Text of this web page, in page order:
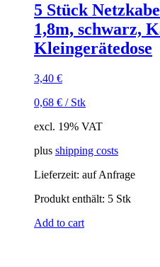
5 Stück
1,8m, schwarz,
Kleingerätedose
3,40 €
0,68 € / Stk
excl. 19% VAT
plus shipping costs
Lieferzeit: auf Anfrage
Produkt enthält: 5 Stk
Add to cart